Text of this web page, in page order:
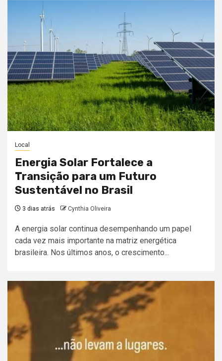
Local
Energia Solar Fortalece a
Transição para um Futuro
Sustentável no Brasil
3 dias atrás Cynthia Oliveira
A energia solar continua desempenhando um papel
cada vez mais importante na matriz energética
brasileira. Nos últimos anos, o crescimento...